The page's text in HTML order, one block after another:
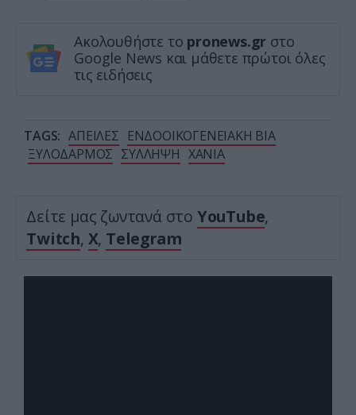
Ακολουθήστε το pronews.gr στο
Google News και μάθετε πρώτοι όλες
τις ειδήσεις
TAGS: ΑΠΕΙΛΕΣ ΕΝΔΟΟΙΚΟΓΕΝΕΙΑΚΗ ΒΙΑ
ΞΥΛΟΔΑΡΜΟΣ ΣΥΛΛΗΨΗ ΧΑΝΙΑ
Δείτε μας ζωντανά στο YouTube,
Twitch, X, Telegram